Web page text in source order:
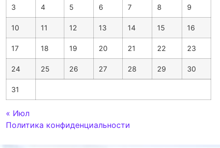
3 4 5 6 7 8 9
10 11 12 13 14 15 16
17 18 19 20 21 22 23
24 25 26 27 28 29 30
31
« Июл
Политика конфиденциальности